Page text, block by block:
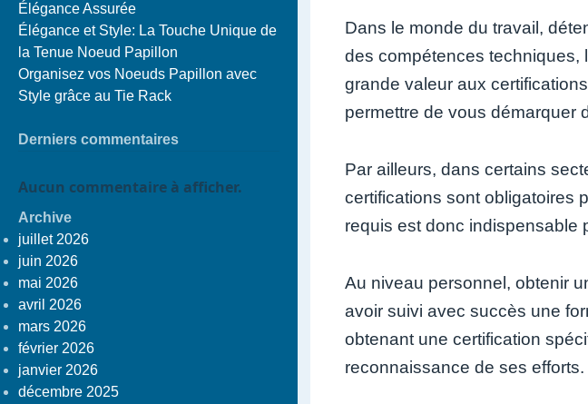
Élégance Assurée
Élégance et Style: La Touche Unique de
la Tenue Noeud Papillon
Organisez vos Noeuds Papillon avec
Style grâce au Tie Rack
Derniers commentaires
Aucun commentaire à afficher.
Archive
juillet 2026
juin 2026
mai 2026
avril 2026
mars 2026
février 2026
janvier 2026
décembre 2025
Dans le monde du travail,
des compétences techniques,
grande valeur aux
permettre de vous démarquer
Par ailleurs, dans certains
certifications sont obligatoires
requis est donc indispensable
Au niveau personnel, obtenir
avoir suivi avec succès une
obtenant une certification
reconnaissance de ses efforts.